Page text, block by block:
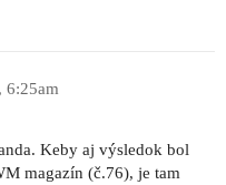
6:25am
Keby aj výsledok bol
magazín (č.76), je tam